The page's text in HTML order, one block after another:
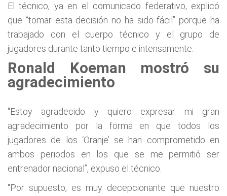
El técnico, ya en el comunicado federativo, explicó
que “tomar esta decisión no ha sido fácil” porque ha
trabajado con el cuerpo técnico y el grupo de
jugadores durante tanto tiempo e intensamente.
Ronald Koeman mostró su
agradecimiento
"Estoy agradecido y quiero expresar mi gran
agradecimiento por la forma en que todos los
jugadores de los ‘Oranje’ se han comprometido en
ambos periodos en los que se me permitió ser
entrenador nacional”, expuso el técnico.
"Por supuesto, es muy decepcionante que nuestro